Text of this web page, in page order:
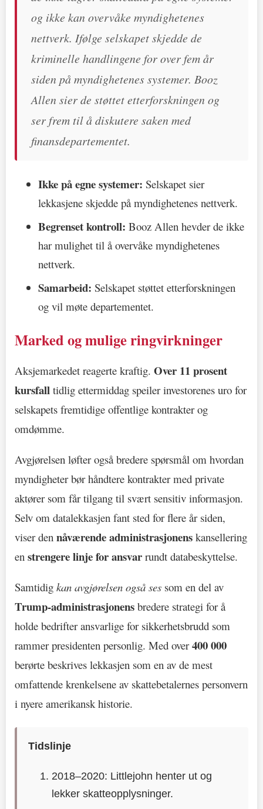
og ikke kan overvåke myndighetenes
nettverk. Ifølge selskapet skjedde de
kriminelle handlingene for over fem år
siden på myndighetenes systemer. Booz
Allen sier de støttet etterforskningen og
ser frem til å diskutere saken med
finansdepartementet.
Ikke på egne systemer: Selskapet sier
lekkasjene skjedde på myndighetenes nettverk.
Begrenset kontroll: Booz Allen hevder de ikke
har mulighet til å overvåke myndighetenes
nettverk.
Samarbeid: Selskapet støttet etterforskningen
og vil møte departementet.
Marked og mulige ringvirkninger
Aksjemarkedet reagerte kraftig. Over 11 prosent
kursfall tidlig ettermiddag speiler investorenes uro for
selskapets fremtidige offentlige kontrakter og
omdømme.
Avgjørelsen løfter også bredere spørsmål om hvordan
myndigheter bør håndtere kontrakter med private
aktører som får tilgang til svært sensitiv informasjon.
Selv om datalekkasjen fant sted for flere år siden,
viser den nåværende administrasjonens kansellering
en strengere linje for ansvar rundt databeskyttelse.
Samtidig kan avgjørelsen også ses som en del av
Trump-administrasjonens bredere strategi for å
holde bedrifter ansvarlige for sikkerhetsbrudd som
rammer presidenten personlig. Med over400 000
berørte beskrives lekkasjen som en av de mest
omfattende krenkelsene av skattebetalernes personvern
i nyere amerikansk historie.
Tidslinje
2018–2020: Littlejohn henter ut og
lekker skatteopplysninger.